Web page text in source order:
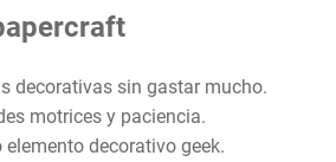
decorativas sin gastar mucho.
motrices y paciencia.
elemento decorativo geek.